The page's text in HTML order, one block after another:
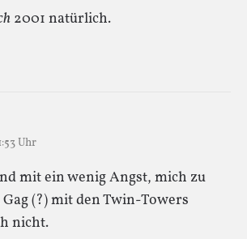
2001 natürlich.
Uhr
mit ein wenig Angst, mich zu
(?) mit den Twin-Towers
nicht.